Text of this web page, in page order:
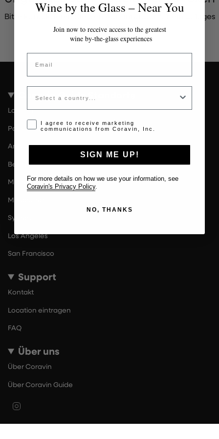
Bitte kontaktieren Sie den Administrator für ein gültiges
Token.
Coravin Guide Standorte
London
Paris
Amsterdam
Berlin
Milan
Melbourne
Sydney
Los Angeles
San Francisco
Support
Kontakt
Location eintragen
FAQ
Über uns
Über Coravin
Über Coravin Guide
Wine by the Glass – Near You
Join now to receive access to the greatest
wine by-the-glass experiences
Email
Country
Opt-in disclaimer
I agree to receive marketing
communications from Coravin, Inc.
SIGN ME UP!
For more details on how we use your information, see
Coravin's Privacy Policy
NO, THANKS